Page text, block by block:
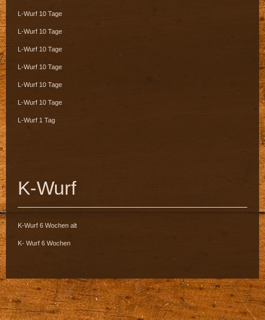
L-Wurf 10 Tage
L-Wurf 10 Tage
L-Wurf 10 Tage
L-Wurf 10 Tage
L-Wurf 10 Tage
L-Wurf 10 Tage
L-Wurf 1 Tag
K-Wurf
K-Wurf 6 Wochen alt
K- Wurf 6 Wochen